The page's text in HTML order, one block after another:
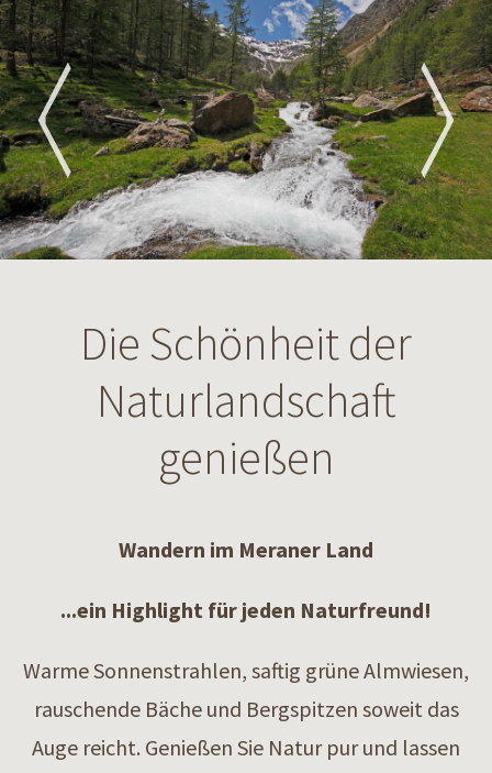
Die Schönheit der
Naturlandschaft
genießen
Wandern im Meraner Land
...ein Highlight für jeden Naturfreund!
Warme Sonnenstrahlen, saftig grüne Almwiesen,
rauschende Bäche und Bergspitzen soweit das
Auge reicht. Genießen Sie Natur pur und lassen